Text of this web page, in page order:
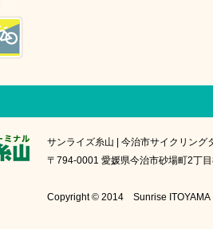
サンライズ糸山 | 今治市サイクリング
〒794-0001 愛媛県今治市砂場町2
Copyright © 2014 Sunrise